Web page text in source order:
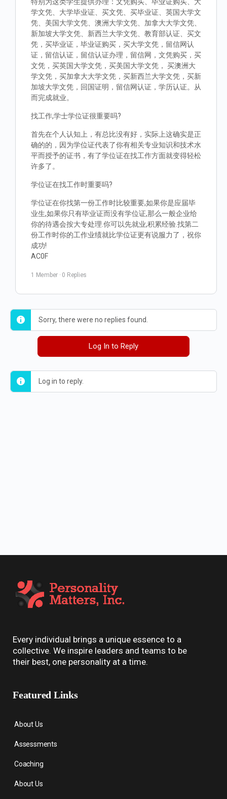
学文凭、大学毕业证、买文凭、买毕业证、英国大学文
凭、美国大学文凭、澳洲大学文凭、加拿大大学文凭、
新加坡大学文凭、新西兰大学文凭、教育部认证、买文
凭，买毕业证，毕业证购买，买大学文凭，留信网认
证，留信认证，留信认证办理，留信网，文凭购买，买
文凭，买英国大学文凭，买美国大学文凭， 买澳洲大
学文凭，买加拿大大学文凭，买新西兰大学文凭，买新
加坡大学文凭，回国证明，留信网认证，学历认证。从
而完成就业。
找工作,学士学位证很重要吗?
首先在个人认知上，有总比没有好，实际上这确实是正
确的的，因为学位证代表了你有相关专业知识和技术水
平而授予的证书，有了学位证在找工作方面就变得轻松
许多了。
学位证在找工作时重要吗?
学位证在你找第一份工作时比较重要,如果你是应届毕
业生,如果你只有毕业证而没有学位证,那么一般企业给
你的待遇会按大专处理.你可以先就业,积累经验.找第二
份工作时你的工作业绩就比学位证更有说服力了，祝你
成功!
AC0F
1 Member · 0 Replies
Sorry, there were no replies found.
Log In to Reply
Log in to reply.
Every individual brings a unique essence to a
collective. We inspire leaders and teams to be
their best, one personality at a time.
Featured Links
About Us
Assessments
Coaching
About Us